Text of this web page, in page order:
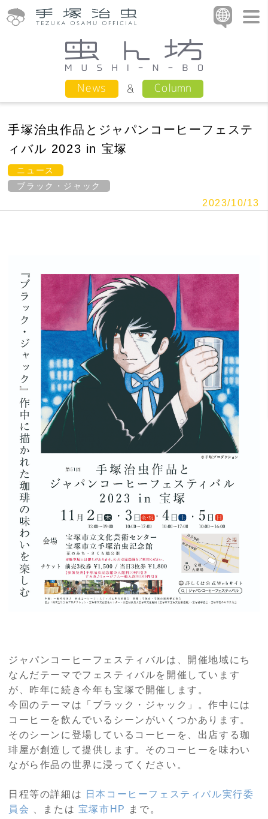
News Column
手塚治虫作品とジャパンコーヒーフェステ
ィバル 2023 in 宝塚
ニュース
ブラック・ジャック
2023/10/13
ジャパンコーヒーフェスティバルは、開催地域にち
なんだテーマでフェスティバルを開催しています
が、 昨年に続き今年も宝塚で開催します。
今回のテーマは「ブラック・ジャック」。作中には
コーヒーを飲んでいるシーンがいくつかあります。
そのシーンに登場しているコーヒーを、出店する珈
琲屋が創造して提供します。そのコーヒーを味わい
ながら作品の世界に浸ってください。
日程等の詳細は
日本コーヒーフェスティバル実行委
員会
、または 宝塚市HP まで。